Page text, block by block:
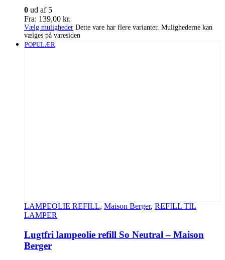
0 ud af 5
Fra: 139,00 kr.
Vælg muligheder Dette vare har flere varianter. Mulighederne kan
vælges på varesiden
POPULÆR
LAMPEOLIE REFILL, Maison Berger, REFILL TIL
LAMPER
Lugtfri lampeolie refill So Neutral – Maison
Berger